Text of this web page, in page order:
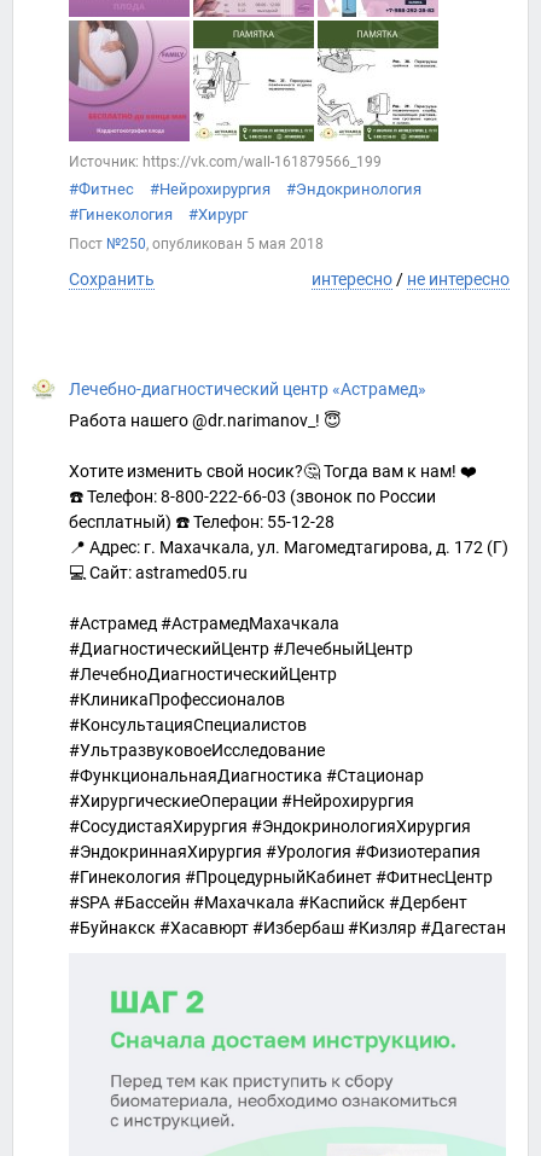
Источник: https://vk.com/wall-161879566_199
#Фитнес #Нейрохирургия
#Эндокринология
#Гинекология
#Хирург
Пост №250, опубликован 5 мая 2018
Сохранить интересно / не интересно
Лечебно-диагностический центр «Астрамед»
Работа нашего @dr.narimanov_! 😇
Хотите изменить свой носик?🤔 Тогда вам к нам! ❤️
☎️ Телефон: 8-800-222-66-03 (звонок по России
бесплатный) ☎️ Телефон: 55-12-28
📍 Адрес: г. Махачкала, ул. Магомедтагирова, д. 172 (Г)
💻 Сайт: astramed05.ru
#Астрамед #АстрамедМахачкала
#ДиагностическийЦентр #ЛечебныйЦентр
#ЛечебноДиагностическийЦентр
#КлиникаПрофессионалов
#КонсультацияСпециалистов
#УльтразвуковоеИсследование
#ФункциональнаяДиагностика #Стационар
#ХирургическиеОперации #Нейрохирургия
#СосудистаяХирургия #ЭндокринологияХирургия
#ЭндокриннаяХирургия #Урология #Физиотерапия
#Гинекология #ПроцедурныйКабинет #ФитнесЦентр
#SPA #Бассейн #Махачкала #Каспийск #Дербент
#Буйнакск #Хасавюрт #Избербаш #Кизляр #Дагестан